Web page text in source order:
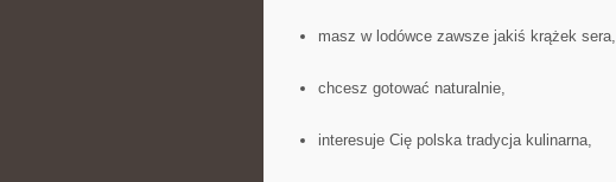
masz w lodówce zawsze jakiś krążek sera,
chcesz gotować naturalnie,
interesuje Cię polska tradycja kulinarna,